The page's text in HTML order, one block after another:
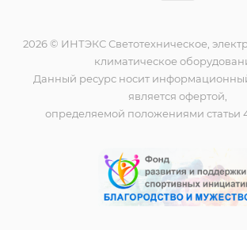
2026 © ИНТЭКС Светотехническое,
климатическое
Данный ресурс носит
является офертой,
определяемой положениями статьи